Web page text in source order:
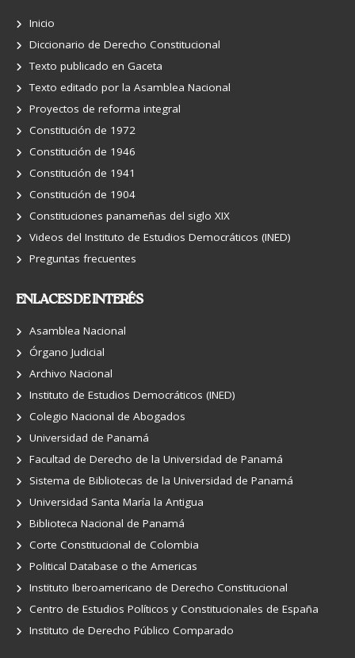
Inicio
Diccionario de Derecho Constitucional
Texto publicado en Gaceta
Texto editado por la Asamblea Nacional
Proyectos de reforma integral
Constitución de 1972
Constitución de 1946
Constitución de 1941
Constitución de 1904
Constituciones panameñas del siglo XIX
Videos del Instituto de Estudios Democráticos (INED)
Preguntas frecuentes
ENLACES DE INTERÉS
Asamblea Nacional
Órgano Judicial
Archivo Nacional
Instituto de Estudios Democráticos (INED)
Colegio Nacional de Abogados
Universidad de Panamá
Facultad de Derecho de la Universidad de Panamá
Sistema de Bibliotecas de la Universidad de Panamá
Universidad Santa María la Antigua
Biblioteca Nacional de Panamá
Corte Constitucional de Colombia
Political Database o the Americas
Instituto Iberoamericano de Derecho Constitucional
Centro de Estudios Políticos y Constitucionales de España
Instituto de Derecho Público Comparado